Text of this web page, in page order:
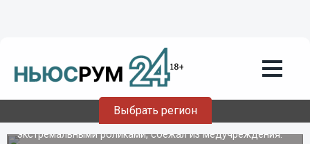
Выбрать регион
06.07.202606:00
Приморский «человек‑паук» рассказал,
почему сбежал из психушки
36‑летний приморский блогер Артём, известный
экстремальными роликами, сбежал из медучреждения.